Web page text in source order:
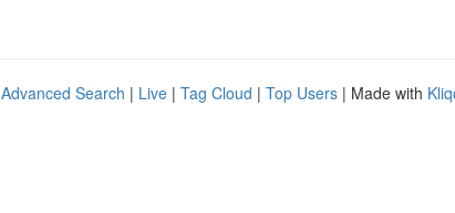
Advanced Search | Live | Tag Cloud | Top Users | Made with